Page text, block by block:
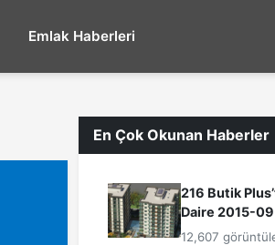
Emlak Haberleri
En Çok Okunan Haberler
216 Butik
Daire 2015-
12,607